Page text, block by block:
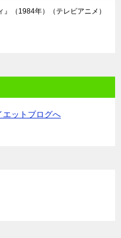
』（1984年）（テレビアニメ）